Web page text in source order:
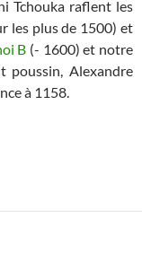
Tchouka raflent les
les plus de 1500) et
B (- 1600) et notre
poussin, Alexandre
à 1158.